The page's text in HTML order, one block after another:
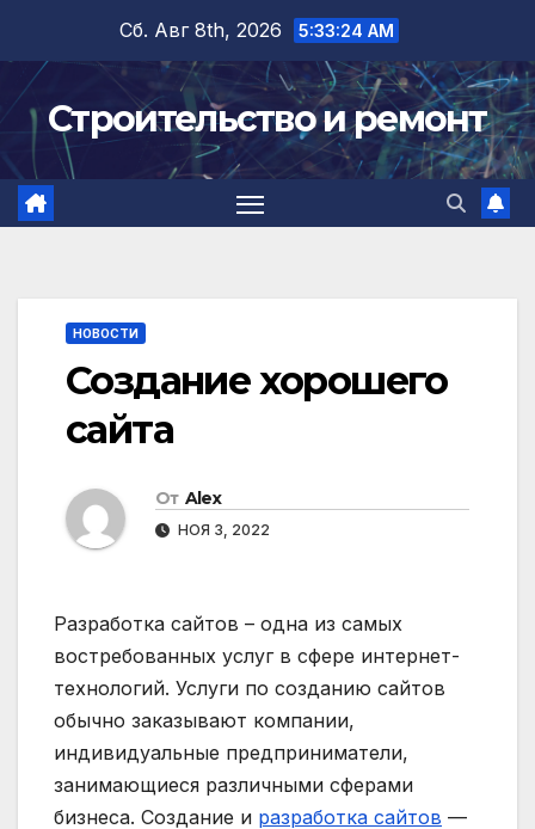
содержимому
Сб. Авг 8th, 2026 5:33:25 AM
Строительство и ремонт
НОВОСТИ
Создание хорошего
сайта
От Alex
НОЯ 3, 2022
Разработка сайтов – одна из самых
востребованных услуг в сфере интернет-
технологий. Услуги по созданию сайтов
обычно заказывают компании,
индивидуальные предприниматели,
занимающиеся различными сферами
бизнеса. Создание и разработка сайтов —